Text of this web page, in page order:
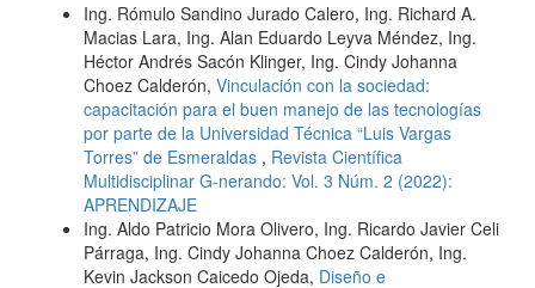
Ing. Rómulo Sandino Jurado Calero, Ing. Richard A.
Macias Lara, Ing. Alan Eduardo Leyva Méndez, Ing.
Héctor Andrés Sacón Klinger, Ing. Cindy Johanna
Choez Calderón, Vinculación con la sociedad:
capacitación para el buen manejo de las tecnologías
por parte de la Universidad Técnica “Luis Vargas
Torres” de Esmeraldas , Revista Científica
Multidisciplinar G-nerando: Vol. 3 Núm. 2 (2022):
APRENDIZAJE
Ing. Aldo Patricio Mora Olivero, Ing. Ricardo Javier Celi
Párraga, Ing. Cindy Johanna Choez Calderón, Ing.
Kevin Jackson Caicedo Ojeda, Diseño e